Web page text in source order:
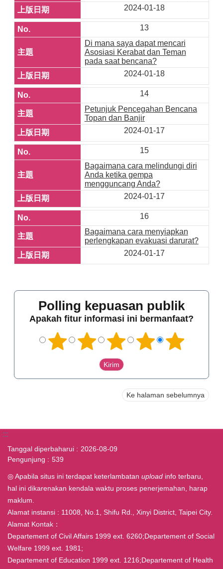
2024-01-18
13
Di mana saya dapat mencari
Asosiasi Kerabat dan Teman
pada saat bencana?
2024-01-18
14
Petunjuk Pencegahan Bencana
Topan dan Banjir
2024-01-17
15
Bagaimana cara melindungi diri
Anda ketika gempa
mengguncang Anda?
2024-01-17
16
Bagaimana cara menyiapkan
perlengkapan evakuasi darurat?
2024-01-17
Polling kepuasan publik
Apakah fitur informasi ini bermanfaat?
Ke halaman sebelumnya
:::
Tanggal diperbaharui
2026-08-09
Pengunjung
539
◎ Apabila situs ini terdapat keterlambatan upload info terbaru,
hal ini dikarenakan kendala waktu proses penerjemahan, harap
maklum.
Alamat instansi : 11008, No.1, Shifu Rd., Xinyi District, Taipei City.
Alamat Kontak：
Departement of Civil Affairs 1999 ext. 6260;Departement of Social
Welfare 1999 ext. 1981;
Departement of Education 1999 ext. 1216;Departement of Health